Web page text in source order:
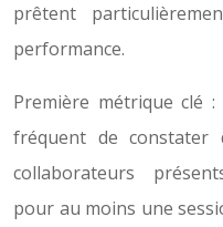
prêtent
performance.
Première métrique clé
fréquent de
collaborateurs
pour au moins une